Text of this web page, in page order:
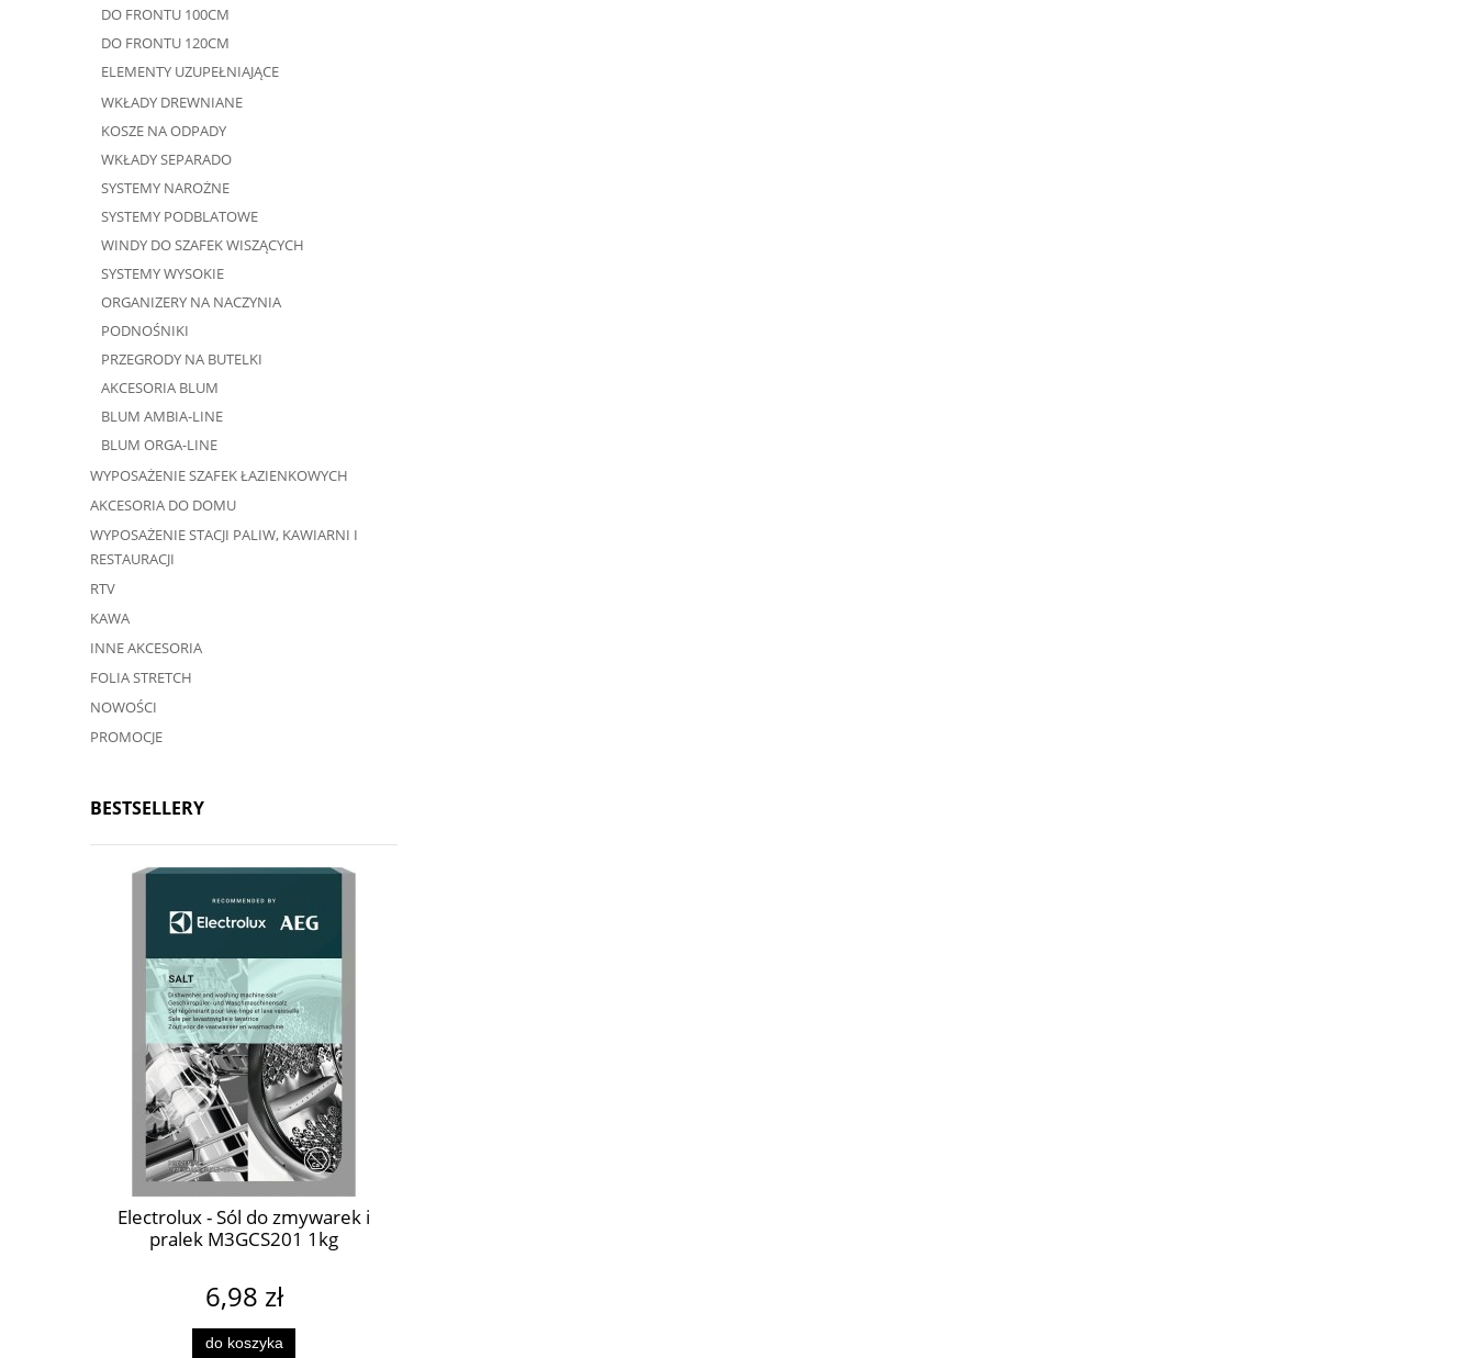
DO FRONTU 100CM
DO FRONTU 120CM
ELEMENTY UZUPEŁNIAJĄCE
WKŁADY DREWNIANE
KOSZE NA ODPADY
WKŁADY SEPARADO
SYSTEMY NAROŻNE
SYSTEMY PODBLATOWE
WINDY DO SZAFEK WISZĄCYCH
SYSTEMY WYSOKIE
ORGANIZERY NA NACZYNIA
PODNOŚNIKI
PRZEGRODY NA BUTELKI
AKCESORIA BLUM
BLUM AMBIA-LINE
BLUM ORGA-LINE
WYPOSAŻENIE SZAFEK ŁAZIENKOWYCH
AKCESORIA DO DOMU
WYPOSAŻENIE STACJI PALIW, KAWIARNI I
RESTAURACJI
RTV
KAWA
INNE AKCESORIA
FOLIA STRETCH
NOWOŚCI
PROMOCJE
BESTSELLERY
Electrolux - Sól do zmywarek i
pralek M3GCS201 1kg
6,98 zł
do koszyka